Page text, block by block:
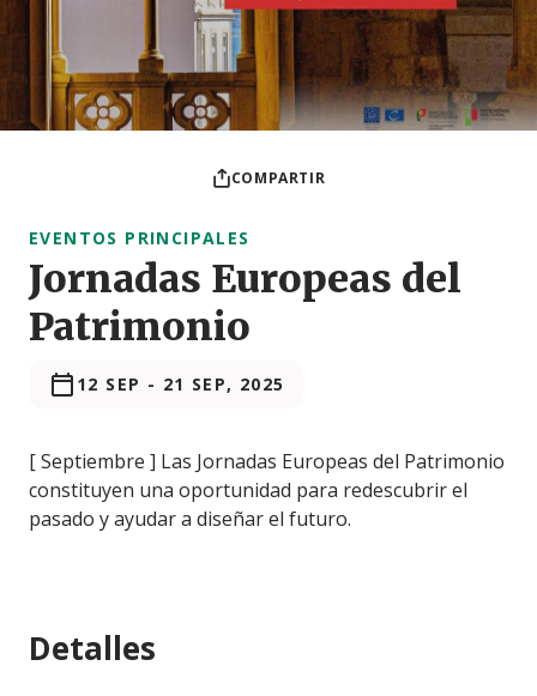
COMPARTIR
EVENTOS PRINCIPALES
Jornadas Europeas del
Patrimonio
12 SEP - 21 SEP, 2025
[ Septiembre ] Las Jornadas Europeas del Patrimonio
constituyen una oportunidad para redescubrir el
pasado y ayudar a diseñar el futuro.
Detalles